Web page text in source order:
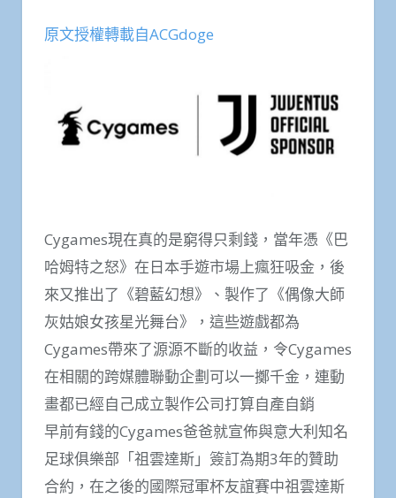
原文授權轉載自ACGdoge
Cygames現在真的是窮得只剩錢，當年憑《巴
哈姆特之怒》在日本手遊市場上瘋狂吸金，後
來又推出了《碧藍幻想》、製作了《偶像大師
灰姑娘女孩星光舞台》，這些遊戲都為
Cygames帶來了源源不斷的收益，令Cygames
在相關的跨媒體聯動企劃可以一擲千金，連動
畫都已經自己成立製作公司打算自產自銷
早前有錢的Cygames爸爸就宣佈與意大利知名
足球俱樂部「祖雲達斯」簽訂為期3年的贊助
合約，在之後的國際冠軍杯友誼賽中祖雲達斯